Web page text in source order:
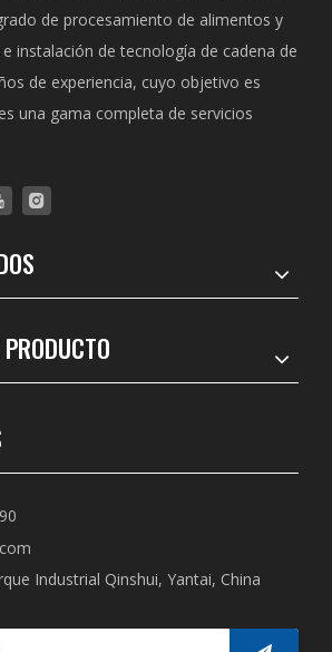
de procesamiento de alimentos y
instalación de tecnología de cadena de
de experiencia, cuyo objetivo es
una gama completa de servicios
Industrial Qinshui, Yantai, China